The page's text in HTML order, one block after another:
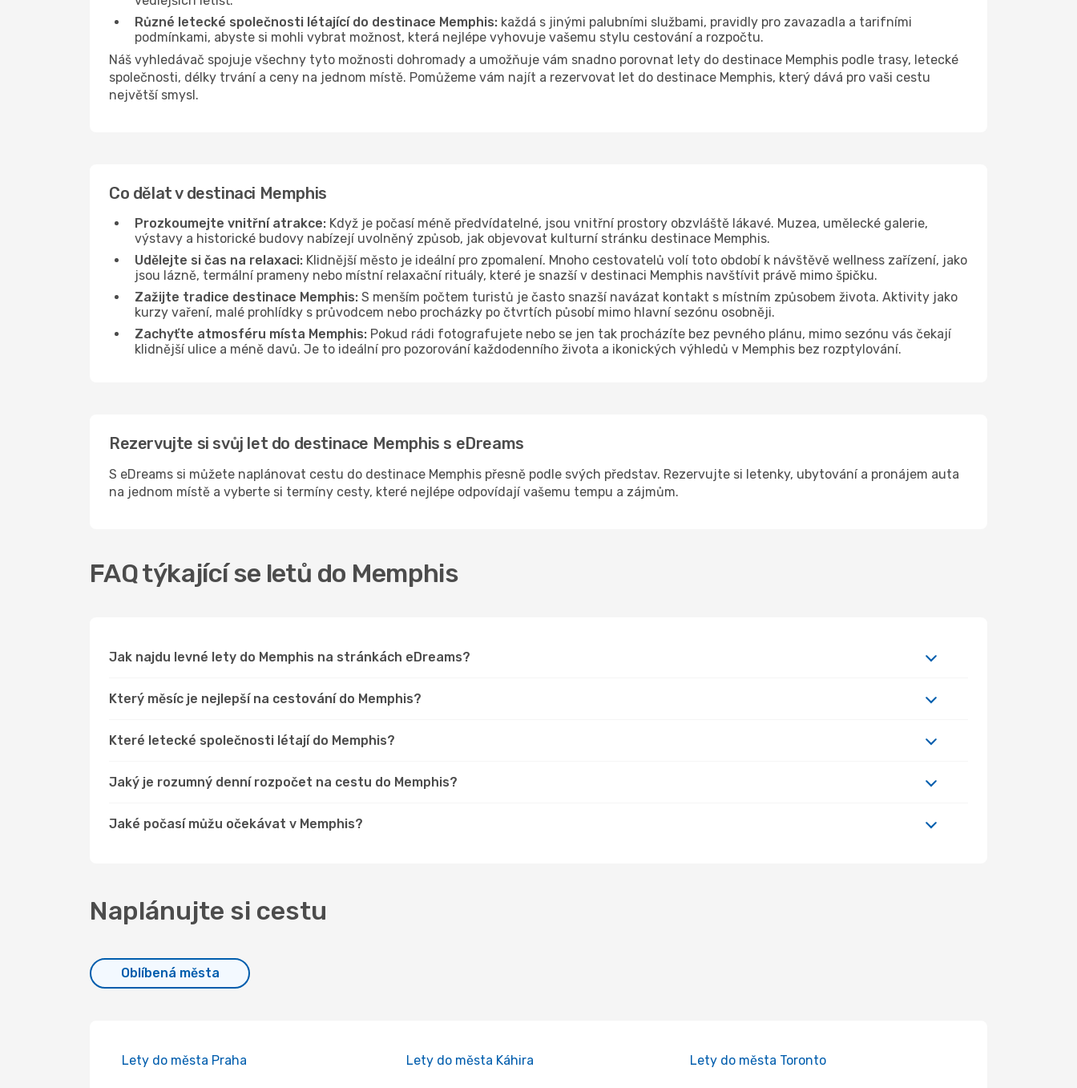
Různé letecké společnosti létající do destinace Memphis: každá s jinými palubními službami, pravidly pro zavazadla a tarifními
podmínkami, abyste si mohli vybrat možnost, která nejlépe vyhovuje vašemu stylu cestování a rozpočtu.
Náš vyhledávač spojuje všechny tyto možnosti dohromady a umožňuje vám snadno porovnat lety do destinace Memphis podle trasy, letecké
společnosti, délky trvání a ceny na jednom místě. Pomůžeme vám najít a rezervovat let do destinace Memphis, který dává pro vaši cestu
největší smysl.
Co dělat v destinaci Memphis
Prozkoumejte vnitřní atrakce: Když je počasí méně předvídatelné, jsou vnitřní prostory obzvláště lákavé. Muzea, umělecké galerie,
výstavy a historické budovy nabízejí uvolněný způsob, jak objevovat kulturní stránku destinace Memphis.
Udělejte si čas na relaxaci: Klidnější město je ideální pro zpomalení. Mnoho cestovatelů volí toto období k návštěvě wellness zařízení, jako
jsou lázně, termální prameny nebo místní relaxační rituály, které je snazší v destinaci Memphis navštívit právě mimo špičku.
Zažijte tradice destinace Memphis: S menším počtem turistů je často snazší navázat kontakt s místním způsobem života. Aktivity jako
kurzy vaření, malé prohlídky s průvodcem nebo procházky po čtvrtích působí mimo hlavní sezónu osobněji.
Zachyťte atmosféru místa Memphis: Pokud rádi fotografujete nebo se jen tak procházíte bez pevného plánu, mimo sezónu vás čekají
klidnější ulice a méně davů. Je to ideální pro pozorování každodenního života a ikonických výhledů v Memphis bez rozptylování.
Rezervujte si svůj let do destinace Memphis s eDreams
S eDreams si můžete naplánovat cestu do destinace Memphis přesně podle svých představ. Rezervujte si letenky, ubytování a pronájem auta
na jednom místě a vyberte si termíny cesty, které nejlépe odpovídají vašemu tempu a zájmům.
FAQ týkající se letů do Memphis
Jak najdu levné lety do Memphis na stránkách eDreams?
Který měsíc je nejlepší na cestování do Memphis?
Které letecké společnosti létají do Memphis?
Jaký je rozumný denní rozpočet na cestu do Memphis?
Jaké počasí můžu očekávat v Memphis?
Naplánujte si cestu
Oblíbená města
Lety do města Praha Lety do města Káhira Lety do města Toronto